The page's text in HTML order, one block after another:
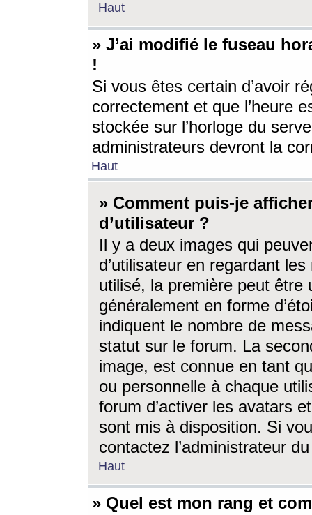
Haut
» J’ai modifié le fuseau
!
Si vous êtes certain d’avoir
correctement et que l’heure
stockée sur l’horloge du
administrateurs devront la
Haut
» Comment puis-je
d’utilisateur ?
Il y a deux images qui
d’utilisateur en regardant
utilisé, la première peut être
généralement en forme
indiquent le nombre de
statut sur le forum. La
image, est connue en tant
ou personnelle à chaque
forum d’activer les avatars
sont mis à disposition. Si
contactez l’administrateur
Haut
» Quel est mon rang et